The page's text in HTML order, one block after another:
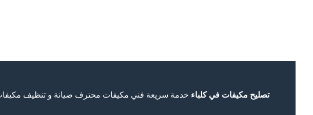
تصليح مكيفات في كلباء خدمة سريعة فني مكيفات محترف صيانة و تنظيف